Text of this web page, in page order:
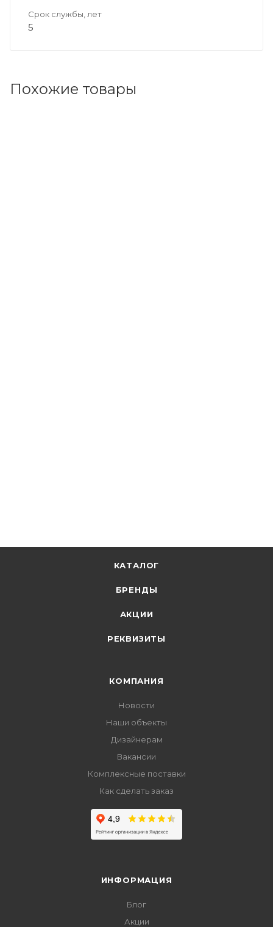
Срок службы, лет
5
Похожие товары
КАТАЛОГ
БРЕНДЫ
АКЦИИ
РЕКВИЗИТЫ
КОМПАНИЯ
Новости
Наши объекты
Дизайнерам
Вакансии
Комплексные поставки
Как сделать заказ
ИНФОРМАЦИЯ
Блог
Акции